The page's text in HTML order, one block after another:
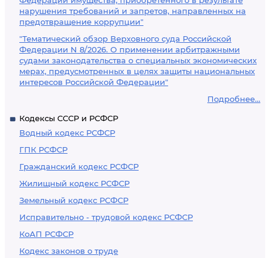
нарушения требований и запретов, направленных на
предотвращение коррупции"
"Тематический обзор Верховного суда Российской
Федерации N 8/2026. О применении арбитражными
судами законодательства о специальных экономических
мерах, предусмотренных в целях защиты национальных
интересов Российской Федерации"
Подробнее...
Кодексы СССР и РСФСР
Водный кодекс РСФСР
ГПК РСФСР
Гражданский кодекс РСФСР
Жилищный кодекс РСФСР
Земельный кодекс РСФСР
Исправительно - трудовой кодекс РСФСР
КоАП РСФСР
Кодекс законов о труде